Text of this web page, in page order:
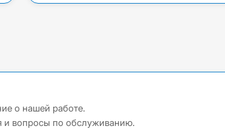
о нашей работе.
и вопросы по обслуживанию.